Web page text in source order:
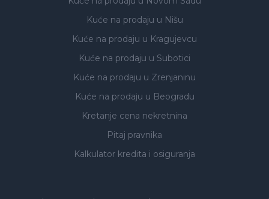
Kuće na prodaju u Nišu
Kuće na prodaju u Kragujevcu
Kuće na prodaju u Subotici
Kuće na prodaju u Zrenjaninu
Kuće na prodaju u Beogradu
Kretanje cena nekretnina
Pitaj pravnika
Kalkulator kredita i osiguranja